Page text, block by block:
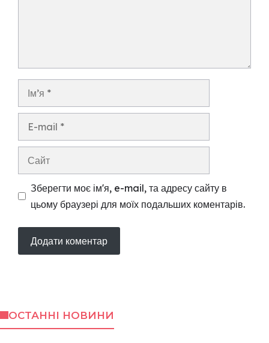
Зберегти моє ім'я, e-mail, та адресу сайту в
цьому браузері для моїх подальших коментарів.
ОСТАННІ НОВИНИ